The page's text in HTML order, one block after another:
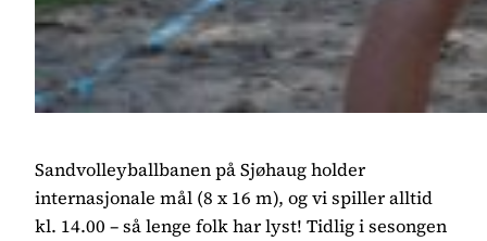
Sandvolleyballbanen på Sjøhaug holder
internasjonale mål (8 x 16 m), og vi spiller alltid
kl. 14.00 – så lenge folk har lyst! Tidlig i sesongen